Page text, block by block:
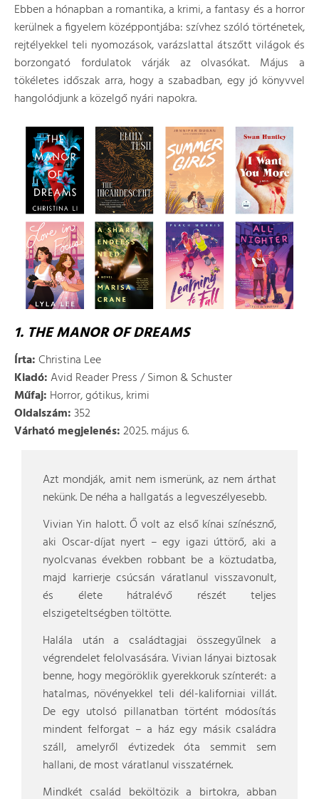
Ebben a hónapban a romantika, a krimi, a fantasy és a horror
kerülnek a figyelem középpontjába: szívhez szóló történetek,
rejtélyekkel teli nyomozások, varázslattal átszőtt világok és
borzongató fordulatok várják az olvasókat. Május a
tökéletes időszak arra, hogy a szabadban, egy jó könyvvel
hangolódjunk a közelgő nyári napokra.
1. THE MANOR OF DREAMS
Írta:Christina Lee
Kiadó:Avid Reader Press / Simon & Schuster
Műfaj: Horror, gótikus, krimi
Oldalszám:352
Várható megjelenés:2025. május 6.
Azt mondják, amit nem ismerünk, az nem árthat
nekünk. De néha a hallgatás a legveszélyesebb.
Vivian Yin halott. Ő volt az első kínai színésznő,
aki Oscar-díjat nyert – egy igazi úttörő, aki a
nyolcvanas években robbant be a köztudatba,
majd karrierje csúcsán váratlanul visszavonult,
és élete hátralévő részét teljes
elszigeteltségben töltötte.
Halála után a családtagjai összegyűlnek a
végrendelet felolvasására. Vivian lányai biztosak
benne, hogy megöröklik gyerekkoruk színterét: a
hatalmas, növényekkel teli dél-kaliforniai villát.
De egy utolsó pillanatban történt módosítás
mindent felforgat – a ház egy másik családra
száll, amelyről évtizedek óta semmit sem
hallani, de most váratlanul visszatérnek.
Mindkét család beköltözik a birtokra, abban